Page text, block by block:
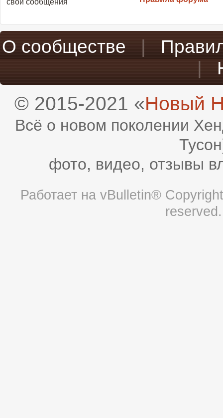
О сообществе |
|
© 2015-2021 «Новый
Всё о новом поколении
фото, видео, отзывы
Работает на vBulletin®